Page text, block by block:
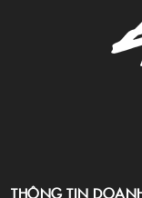
THÔNG TIN